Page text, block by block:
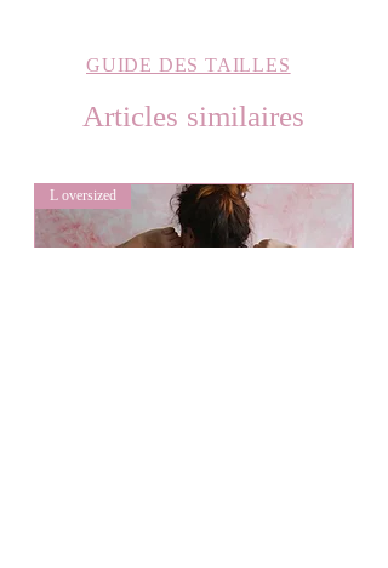
GUIDE DES TAILLES
Articles similaires
L oversized